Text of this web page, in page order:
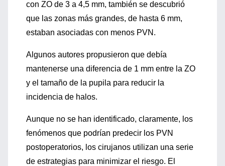
con ZO de 3 a 4,5 mm, también se descubrió
que las zonas más grandes, de hasta 6 mm,
estaban asociadas con menos PVN.
Algunos autores propusieron que debía
mantenerse una diferencia de 1 mm entre la ZO
y el tamaño de la pupila para reducir la
incidencia de halos.
Aunque no se han identificado, claramente, los
fenómenos que podrían predecir los PVN
postoperatorios, los cirujanos utilizan una serie
de estrategias para minimizar el riesgo. El